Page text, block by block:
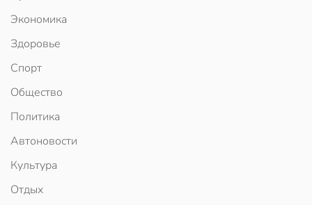
Экономика
Здоровье
Спорт
Общество
Политика
Автоновости
Культура
Отдых